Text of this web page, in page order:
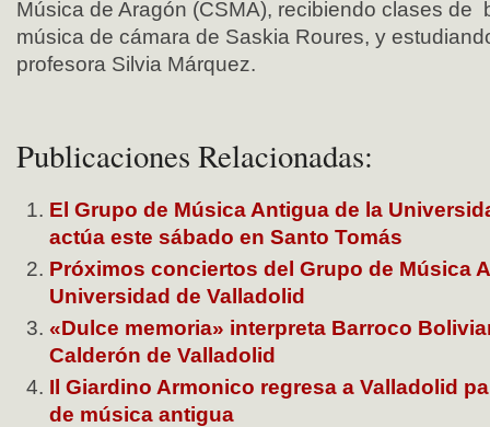
Música de Aragón (CSMA), recibiendo clases de
música de cámara de Saskia Roures, y
profesora Silvia Márquez.
Publicaciones Relacionadas:
El Grupo de Música Antigua de la
actúa este sábado en Santo Tomás
Próximos conciertos del Grupo de Música
Universidad de Valladolid
«Dulce memoria» interpreta Barroco
Calderón de Valladolid
Il Giardino Armonico regresa a Valladolid
de música antigua